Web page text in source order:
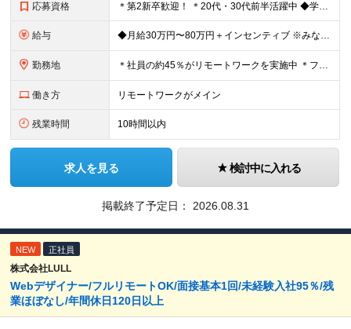
応募資格 ＊第2新卒歓迎！ ＊20代・30代前半活躍中 ◆学歴不問 ◆未経験歓迎 ＼こんな方にピッタリです！／ ★SNSを見るだけでなく「仕掛ける側」になりたい方 ★販売や接客で「お客様の心理」を考えた経験
給与 ◆月給30万円〜80万円＋インセンティブ ※みなし残業代（月10時間・16,000円）を含みます ※超過分は別途支給します ※試用期間3か月あり（給与は28万円、待遇に差異なし）
勤務地 ＊社員の約45％がリモートワークを実施中 ＊フルリモート案件もあり ＊転勤はありません 本社（横浜）または、東京・神奈川の各プロジェクト先。 【本社】 神奈川県横浜市中区不老町2丁目11-8 税経
働き方 リモートワークがメイン
残業時間 10時間以内
求人を見る 検討中に入れる
掲載終了予定日： 2026.08.31
NEW 正社員
株式会社LULL
Webデザイナー/フルリモートOK/面接基本1回/未経験入社95％/残
業ほぼなし/年間休日120日以上